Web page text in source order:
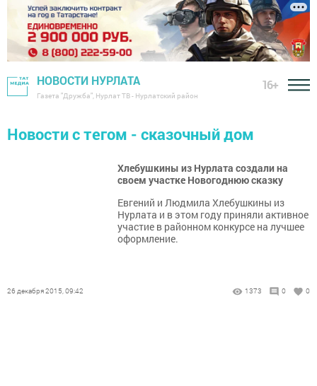
НОВОСТИ НУРЛАТА
Газета "Дружба", Нурлат ТВ - Нурлатский район
16+
Новости с тегом - сказочный дом
Хлебушкины из Нурлата создали на
своем участке Новогоднюю сказку
Евгений и Людмила Хлебушкины из
Нурлата и в этом году приняли активное
участие в районном конкурсе на лучшее
оформление.
26 декабря 2015, 09:42 1373 0 0